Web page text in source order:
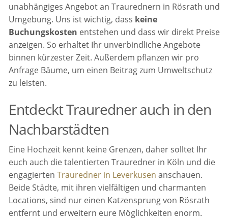
unabhängiges Angebot an Traurednern in Rösrath und
Umgebung. Uns ist wichtig, dass keine
Buchungskosten entstehen und dass wir direkt Preise
anzeigen. So erhaltet Ihr unverbindliche Angebote
binnen kürzester Zeit. Außerdem pflanzen wir pro
Anfrage Bäume, um einen Beitrag zum Umweltschutz
zu leisten.
Entdeckt Trauredner auch in den
Nachbarstädten
Eine Hochzeit kennt keine Grenzen, daher solltet Ihr
euch auch die talentierten Trauredner in Köln und die
engagiertenTrauredner in Leverkusen anschauen.
Beide Städte, mit ihren vielfältigen und charmanten
Locations, sind nur einen Katzensprung von Rösrath
entfernt und erweitern eure Möglichkeiten enorm.